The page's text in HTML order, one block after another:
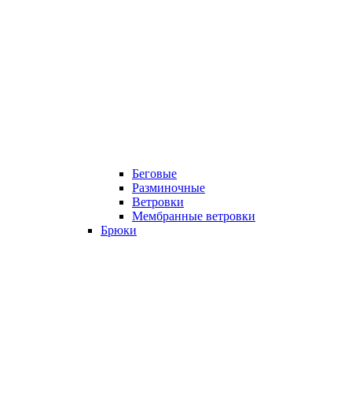
Беговые
Разминочные
Ветровки
Мембранные ветровки
Брюки